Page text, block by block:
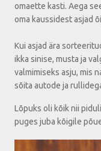
omaette kasti. Aega
oma kaussidest asjad
Kui asjad ära
ikka sinise, musta ja
valmimiseks asju, mis
sõita autode ja
Lõpuks oli kõik nii
puges juba kõigile